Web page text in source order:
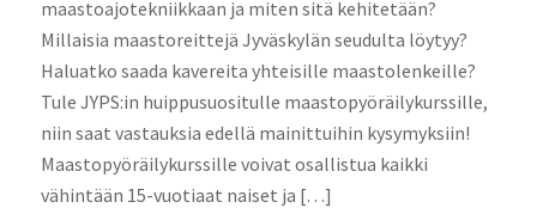
maastoajotekniikkaan ja miten sitä kehitetään?
Millaisia maastoreittejä Jyväskylän seudulta löytyy?
Haluatko saada kavereita yhteisille maastolenkeille?
Tule JYPS:in huippusuositulle maastopyöräilykurssille,
niin saat vastauksia edellä mainittuihin kysymyksiin!
Maastopyöräilykurssille voivat osallistua kaikki
vähintään 15-vuotiaat naiset ja […]